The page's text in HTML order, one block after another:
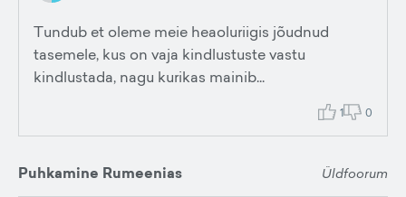
Tundub et oleme meie heaoluriigis jõudnud
tasemele, kus on vaja kindlustuste vastu
kindlustada, nagu kurikas mainib...
1 0
Puhkamine Rumeenias Üldfoorum